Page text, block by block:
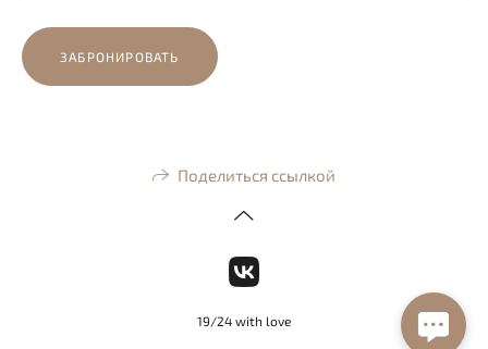
ЗАБРОНИРОВАТЬ
Поделиться ссылкой
19/24 with love